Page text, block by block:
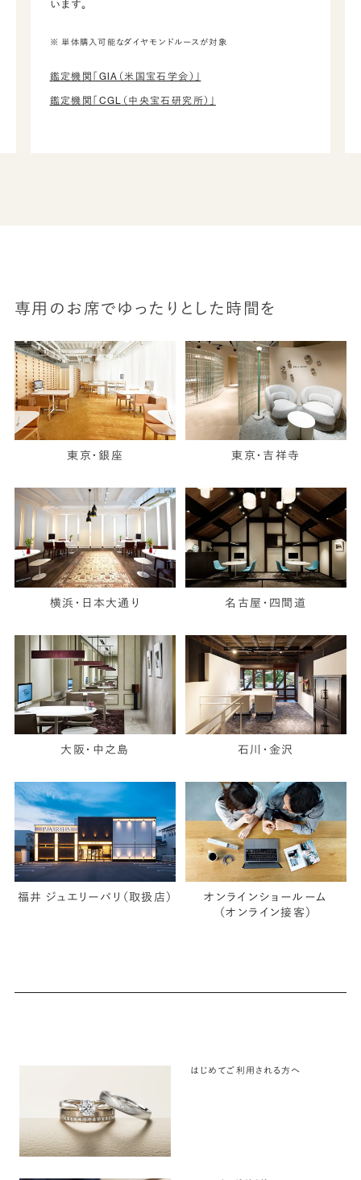
います。
※ 単体購入可能なダイヤモンドルースが対象
鑑定機関「GIA（米国宝石学会）」
鑑定機関「CGL（中央宝石研究所）」
専用のお席でゆったりとした時間を
東京・銀座 東京・吉祥寺
横浜・日本大通り 名古屋・四間道
大阪・中之島 石川・金沢
福井 ジュエリーパリ（取扱店）
オンラインショールーム
（オンライン接客）
はじめてご利用される方へ